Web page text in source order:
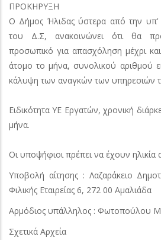
ΠΡΟΚΗΡΥΞΗ
Ο Δήμος Ήλιδας ύστερα από την
του Δ.Σ, ανακοινώνει ότι θα
προσωπικό για απασχόληση μέχρι
άτομο το μήνα, συνολικού αριθμού
κάλυψη των αναγκών των υπηρεσιών
Ειδικότητα ΥΕ Εργατών, χρονική
μήνα.
Οι υποψήφιοι πρέπει να έχουν
Υποβολή αίτησης : Λαζαράκειο
Φιλικής Εταιρείας 6, 272 00 Αμαλιάδα
Αρμόδιος υπάλληλος : Φωτοπούλου
Σχετικά Αρχεία